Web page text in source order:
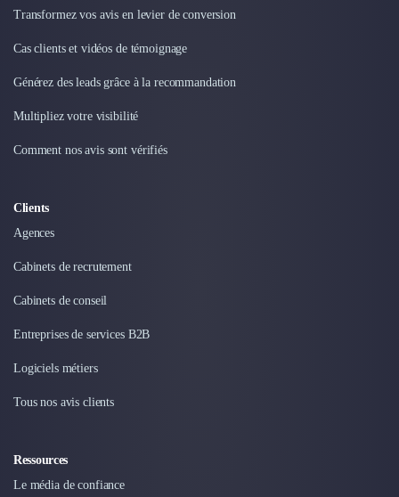
Transformez vos avis en levier de conversion
Cas clients et vidéos de témoignage
Générez des leads grâce à la recommandation
Multipliez votre visibilité
Comment nos avis sont vérifiés
Clients
Agences
Cabinets de recrutement
Cabinets de conseil
Entreprises de services B2B
Logiciels métiers
Tous nos avis clients
Ressources
Le média de confiance